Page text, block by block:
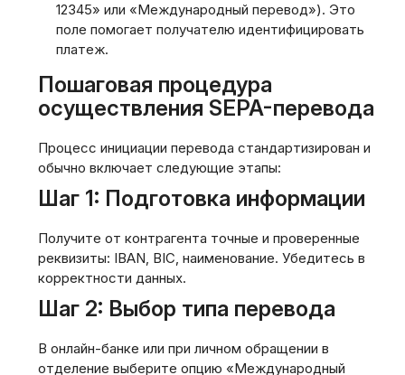
12345» или «Международный перевод»). Это
поле помогает получателю идентифицировать
платеж.
Пошаговая процедура
осуществления SEPA-перевода
Процесс инициации перевода стандартизирован и
обычно включает следующие этапы:
Шаг 1: Подготовка информации
Получите от контрагента точные и проверенные
реквизиты: IBAN‚ BIC‚ наименование. Убедитесь в
корректности данных.
Шаг 2: Выбор типа перевода
В онлайн-банке или при личном обращении в
отделение выберите опцию «Международный